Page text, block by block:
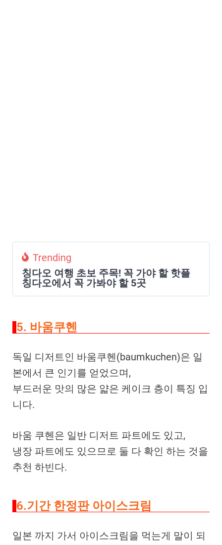
Trending
칭다오 여행 초보 주목! 꼭 가야 할 핫플
칭다오에서 꼭 가봐야 할 5곳
5. 바움쿠헨
독일 디저트인 바움쿠헨(baumkuchen)은 일
본에서 큰 인기를 얻었으며,
부드러운 맛의 많은 얇은 케이크 층이 특징 입
니다.
바움 쿠헨은 일반 디저트 파트에도 있고,
냉장 파트에도 있으므로 둘 다 확인 하는 것을
추천 하빈다.
6.기간 한정판 아이스크림
일본 까지 가서 아이스크림을 먹는게 말이 되